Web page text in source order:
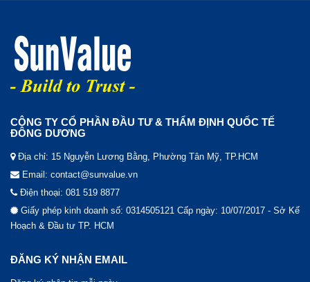
CÔNG TY CỔ PHẦN ĐẦU TƯ & THẨM ĐỊNH QUỐC TẾ
ĐÔNG DƯƠNG
Địa chỉ: 15 Nguyễn Lương Bằng, Phường Tân Mỹ, TP.HCM
Email: contact@sunvalue.vn
Điện thoại: 081 519 8877
Giấy phép kinh doanh số: 0314505121 Cấp ngày: 10/07/2017 - Sở Kế
Hoạch & Đầu tư TP. HCM
ĐĂNG KÝ NHẬN EMAIL